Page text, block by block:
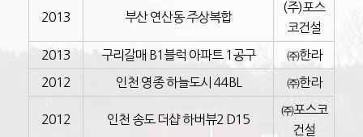
2013 부산 연산동 주상복합
(주)포스
코건설
2013 구리갈매 B1블럭 아파트 1공구 ㈜한라
2012 인천 영종 하늘도시 44BL ㈜한라
2012 인천 송도 더샵 하버뷰2 D15
㈜포스코
건설